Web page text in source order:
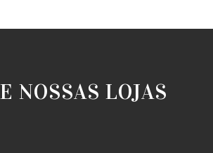
NOSSAS LOJAS